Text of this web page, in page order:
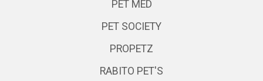
PET MED
PET SOCIETY
PROPETZ
RABITO PET'S